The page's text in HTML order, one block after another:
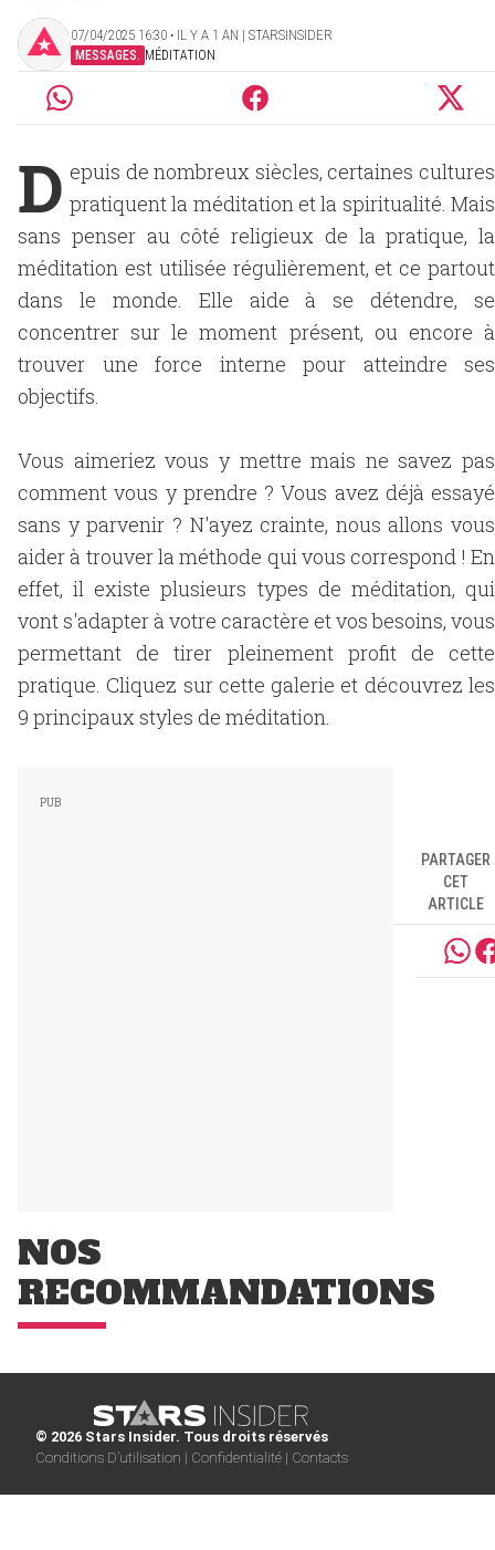
07/04/2025 16:30 ‧ IL Y A 1 AN | STARSINSIDER
MESSAGES. MÉDITATION
D epuis de nombreux siècles, certaines cultures
pratiquent la méditation et la spiritualité. Mais
sans penser au côté religieux de la pratique, la
méditation est utilisée régulièrement, et ce partout
dans le monde. Elle aide à se détendre, se
concentrer sur le moment présent, ou encore à
trouver une force interne pour atteindre ses
objectifs.
Vous aimeriez vous y mettre mais ne savez pas
comment vous y prendre ? Vous avez déjà essayé
sans y parvenir ? N'ayez crainte, nous allons vous
aider à trouver la méthode qui vous correspond ! En
effet, il existe plusieurs types de méditation, qui
vont s'adapter à votre caractère et vos besoins, vous
permettant de tirer pleinement profit de cette
pratique. Cliquez sur cette galerie et découvrez les
9 principaux styles de méditation.
PARTAGER
CET
ARTICLE
NOS
RECOMMANDATIONS
© 2026 Stars Insider. Tous droits réservés
Conditions D’utilisation | Confidentialité | Contacts